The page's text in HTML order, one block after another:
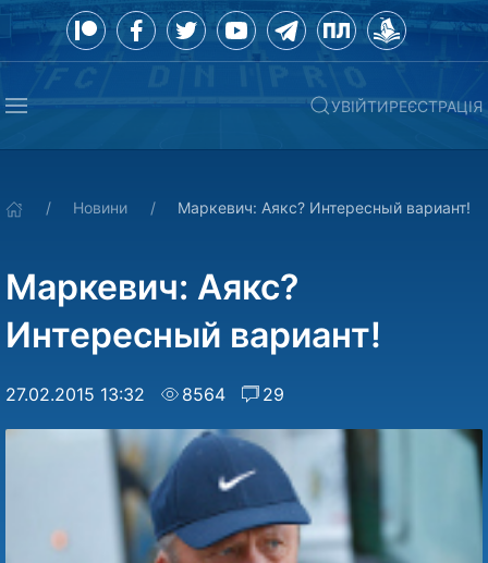
УВІЙТИРЕЄСТРАЦІЯ
Новини Маркевич: Аякс? Интересный вариант!
Маркевич: Аякс?
Интересный вариант!
27.02.2015 13:32 8564 29